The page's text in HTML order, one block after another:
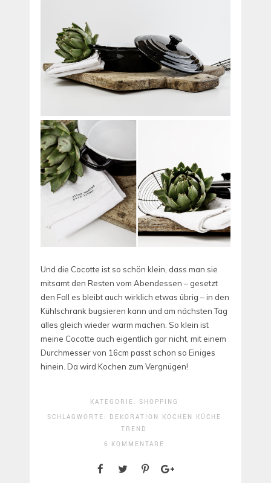
Und die Cocotte ist so schön klein, dass man sie
mitsamt den Resten vom Abendessen – gesetzt
den Fall es bleibt auch wirklich etwas übrig – in den
Kühlschrank bugsieren kann und am nächsten Tag
alles gleich wieder warm machen. So klein ist
meine Cocotte auch eigentlich gar nicht, mit einem
Durchmesser von 16cm passt schon so Einiges
hinein. Da wird Kochen zum Vergnügen!
KATEGORIE: SHOPPING
SCHLAGWORTE: DEKORATION KOCHEN
KÜCHE
TREND
6 KOMMENTARE